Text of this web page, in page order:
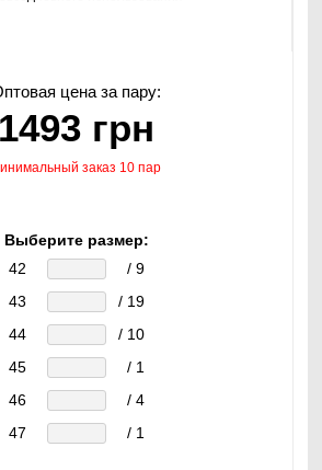
цена за пару:
1493 грн
заказ 10 пар
Выберите размер:
42
/ 9
43
/ 19
44
/ 10
45
/ 1
46
/ 4
47
/ 1